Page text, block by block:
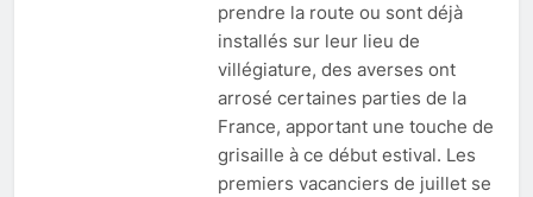
prendre la route ou sont déjà
installés sur leur lieu de
villégiature, des averses ont
arrosé certaines parties de la
France, apportant une touche de
grisaille à ce début estival. Les
premiers vacanciers de juillet se